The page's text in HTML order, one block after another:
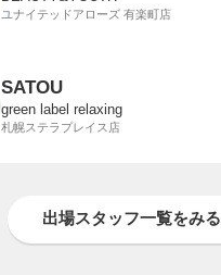
ユナイテッドアローズ 有楽町店
SATOU
green label relaxing
札幌ステラプレイス店
出場スタッフ一覧をみる